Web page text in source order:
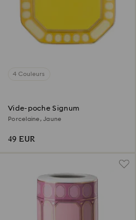
4 Couleurs
Vide-poche Signum
Porcelaine, Jaune
49 EUR